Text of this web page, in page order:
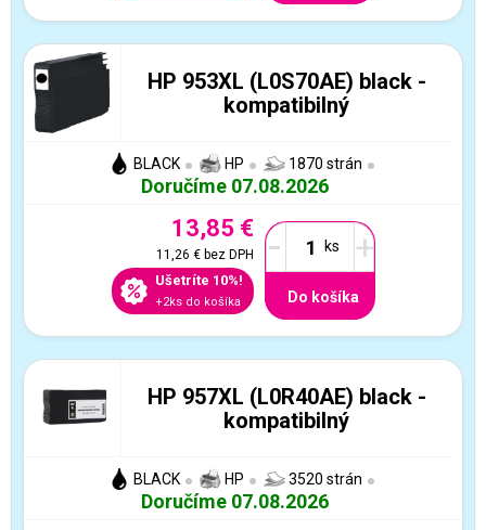
HP 953XL (L0S70AE) black -
kompatibilný
BLACK HP 1870 strán
Doručíme 07.08.2026
13,85 €
11,26 €bez DPH
Ušetríte 10%!
+2ks do košíka
- +
Do košíka
HP 957XL (L0R40AE) black -
kompatibilný
BLACK HP 3520 strán
Doručíme 07.08.2026